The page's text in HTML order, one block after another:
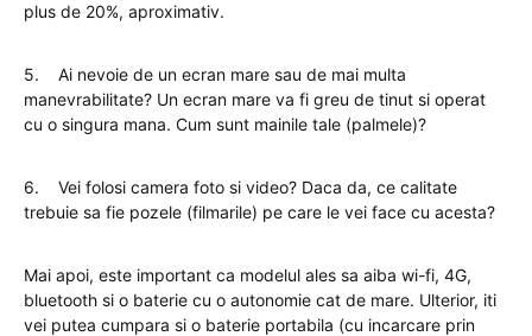
plus de 20%, aproximativ.
5. Ai nevoie de un ecran mare sau de mai multa
manevrabilitate? Un ecran mare va fi greu de tinut si operat
cu o singura mana. Cum sunt mainile tale (palmele)?
6. Vei folosi camera foto si video? Daca da, ce calitate
trebuie sa fie pozele (filmarile) pe care le vei face cu acesta?
Mai apoi, este important ca modelul ales sa aiba wi-fi, 4G,
bluetooth si o baterie cu o autonomie cat de mare. Ulterior, iti
vei putea cumpara si o baterie portabila (cu incarcare prin